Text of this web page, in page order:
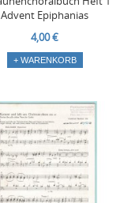
Advent Epiphanias
4,00 €
+ WARENKORB